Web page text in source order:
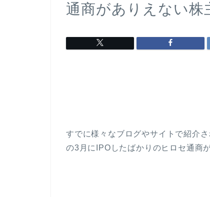
通商がありえない株
すでに様々なブログやサイトで紹介
の3月にIPOしたばかりのヒロセ通商